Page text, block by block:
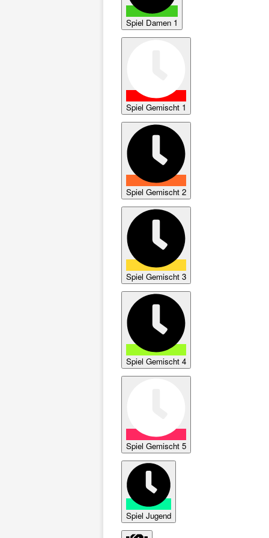
Spiel Damen 1
Spiel Gemischt 1
Spiel Gemischt 2
Spiel Gemischt 3
Spiel Gemischt 4
Spiel Gemischt 5
Spiel Jugend